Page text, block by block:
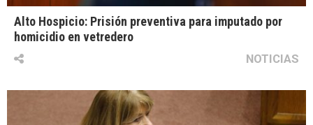
Alto Hospicio: Prisión preventiva para imputado por
homicidio en vetredero
NOTICIAS